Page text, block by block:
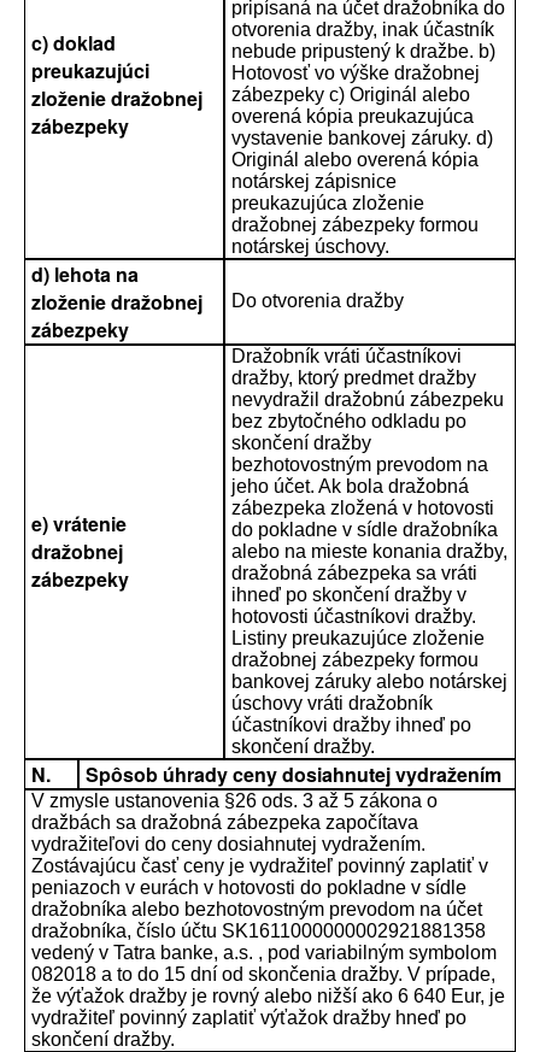
c) doklad
preukazujúci
zloženie dražobnej
zábezpeky
pripísaná na účet dražobníka do
otvorenia dražby, inak účastník
nebude pripustený k dražbe. b)
Hotovosť vo výške dražobnej
zábezpeky c) Originál alebo
overená kópia preukazujúca
vystavenie bankovej záruky. d)
Originál alebo overená kópia
notárskej zápisnice
preukazujúca zloženie
dražobnej zábezpeky formou
notárskej úschovy.
d) lehota na
zloženie dražobnej
zábezpeky
Do otvorenia dražby
e) vrátenie
dražobnej
zábezpeky
Dražobník vráti účastníkovi
dražby, ktorý predmet dražby
nevydražil dražobnú zábezpeku
bez zbytočného odkladu po
skončení dražby
bezhotovostným prevodom na
jeho účet. Ak bola dražobná
zábezpeka zložená v hotovosti
do pokladne v sídle dražobníka
alebo na mieste konania dražby,
dražobná zábezpeka sa vráti
ihneď po skončení dražby v
hotovosti účastníkovi dražby.
Listiny preukazujúce zloženie
dražobnej zábezpeky formou
bankovej záruky alebo notárskej
úschovy vráti dražobník
účastníkovi dražby ihneď po
skončení dražby.
N. Spôsob úhrady ceny dosiahnutej vydražením
V zmysle ustanovenia §26 ods. 3 až 5 zákona o
dražbách sa dražobná zábezpeka započítava
vydražiteľovi do ceny dosiahnutej vydražením.
Zostávajúcu časť ceny je vydražiteľ povinný zaplatiť v
peniazoch v eurách v hotovosti do pokladne v sídle
dražobníka alebo bezhotovostným prevodom na účet
dražobníka, číslo účtu SK1611000000002921881358
vedený v Tatra banke, a.s. , pod variabilným symbolom
082018 a to do 15 dní od skončenia dražby. V prípade,
že výťažok dražby je rovný alebo nižší ako 6 640 Eur, je
vydražiteľ povinný zaplatiť výťažok dražby hneď po
skončení dražby.